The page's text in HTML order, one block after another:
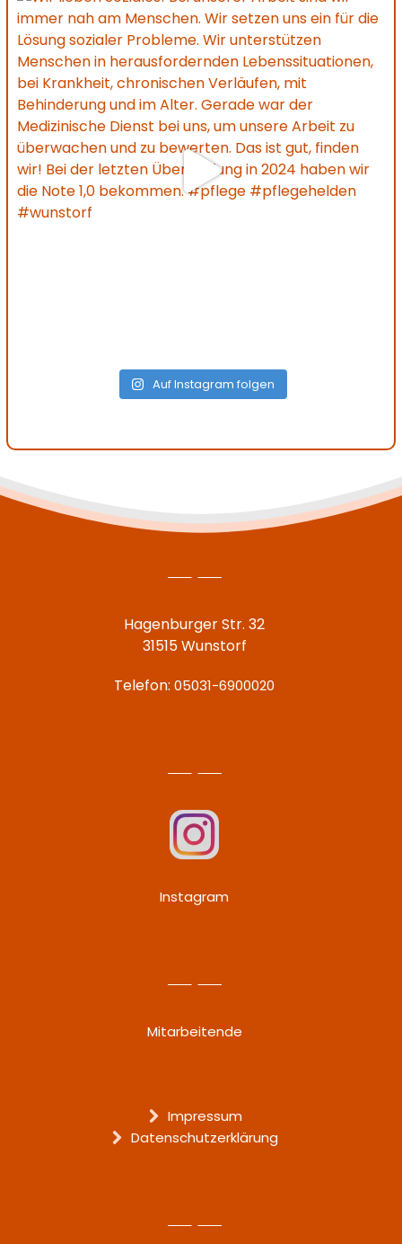
Auf Instagram folgen
Hagenburger Str. 32
31515 Wunstorf
Telefon: 05031-6900020
Instagram
Mitarbeitende
Impressum
Datenschutzerklärung